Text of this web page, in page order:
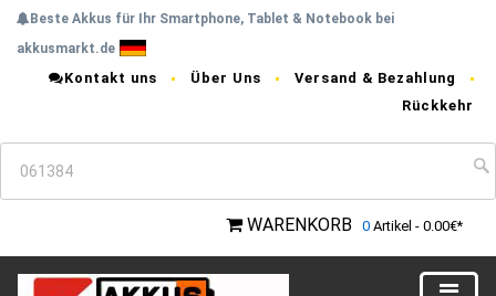
Beste Akkus für Ihr Smartphone, Tablet & Notebook bei
akkusmarkt.de
Kontakt uns Über Uns
Versand & Bezahlung
Rückkehr
WARENKORB 0 Artikel - 0.00€*